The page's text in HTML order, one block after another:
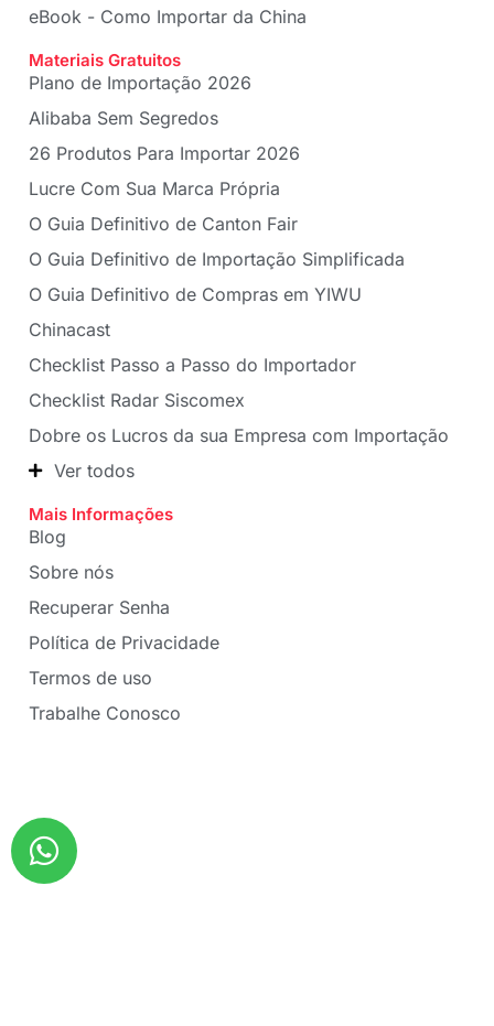
eBook - Como Importar da China
Materiais Gratuitos
Plano de Importação 2026
Alibaba Sem Segredos
26 Produtos Para Importar 2026
Lucre Com Sua Marca Própria
O Guia Definitivo de Canton Fair
O Guia Definitivo de Importação Simplificada
O Guia Definitivo de Compras em YIWU
Chinacast
Checklist Passo a Passo do Importador
Checklist Radar Siscomex
Dobre os Lucros da sua Empresa com Importação
Ver todos
Mais Informações
Blog
Sobre nós
Recuperar Senha
Política de Privacidade
Termos de uso
Trabalhe Conosco